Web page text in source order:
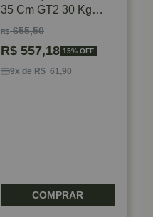
35 Cm GT2 30 Kg
Com Amortecedor
Extração Total Hafele
R$655,50
R$ 557,18 15% OFF
9x de R$ 61,90
COMPRAR